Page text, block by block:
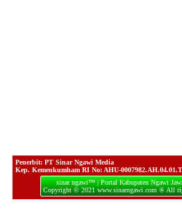
Penerbit: PT Sinar Ngawi Media
Kep. Kemenkumham RI No: AHU-
sinar ngawi™ | Portal Kabupaten Ngawi
Copyright © 2021 www.sinarngawi.com ® All